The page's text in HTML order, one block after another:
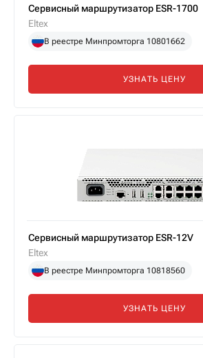
Сервисный маршрутизатор ESR-1700
Eltex
В реестре Минпромторга 10801662
УЗНАТЬ ЦЕНУ
Сервисный маршрутизатор ESR-12V
Eltex
В реестре Минпромторга 10818560
УЗНАТЬ ЦЕНУ